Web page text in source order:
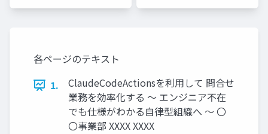
各ページのテキスト
1.
ClaudeCodeActionsを利用して 問合せ
業務を効率化する ～ エンジニア不在
でも仕様がわかる自律型組織へ ～ 〇
〇事業部 XXXX XXXX